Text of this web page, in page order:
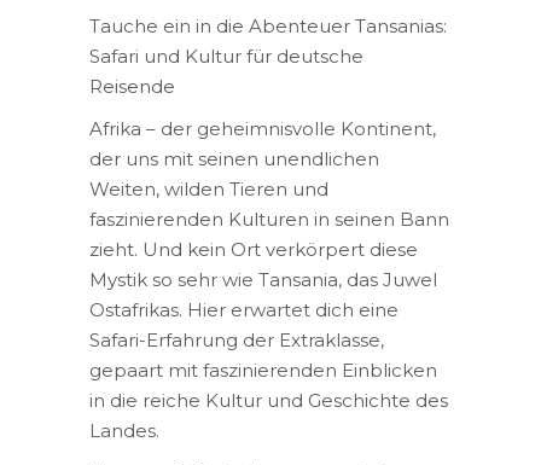
Tauche ein in die Abenteuer Tansanias:
Safari und Kultur für deutsche
Reisende
Afrika – der geheimnisvolle Kontinent,
der uns mit seinen unendlichen
Weiten, wilden Tieren und
faszinierenden Kulturen in seinen Bann
zieht. Und kein Ort verkörpert diese
Mystik so sehr wie Tansania, das Juwel
Ostafrikas. Hier erwartet dich eine
Safari-Erfahrung der Extraklasse,
gepaart mit faszinierenden Einblicken
in die reiche Kultur und Geschichte des
Landes.